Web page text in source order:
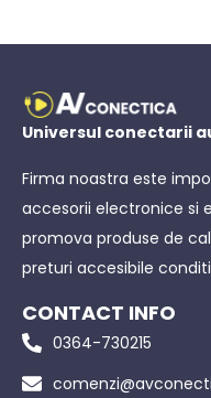
Universul conectarii
Firma noastra este
accesorii electronice si
promova produse de
preturi accesibile
CONTACT INFO
0364-730215